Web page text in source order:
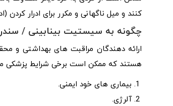
کنند و میل ناگهانی و مکرر برای ادرار کردن
چگونه به سیستیت بینابینی /
هستند که ممکن است برخی شرایط پزشکی
بیماری های خود ایمنی.
آلرژی.